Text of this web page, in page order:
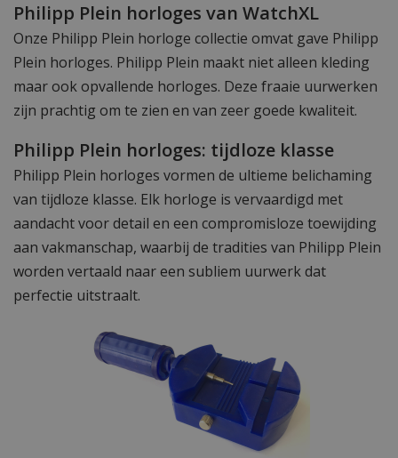
Philipp Plein horloges van WatchXL
Onze Philipp Plein horloge collectie omvat gave Philipp
Plein horloges. Philipp Plein maakt niet alleen kleding
maar ook opvallende horloges. Deze fraaie uurwerken
zijn prachtig om te zien en van zeer goede kwaliteit.
Philipp Plein horloges: tijdloze klasse
Philipp Plein horloges vormen de ultieme belichaming
van tijdloze klasse. Elk horloge is vervaardigd met
aandacht voor detail en een compromisloze toewijding
aan vakmanschap, waarbij de tradities van Philipp Plein
worden vertaald naar een subliem uurwerk dat
perfectie uitstraalt.